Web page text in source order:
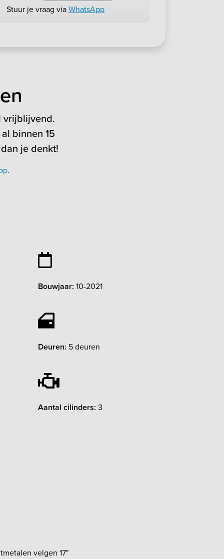
Stuur je vraag viaWhatsApp
vrijblijvend.
binnen 15
je denkt!
.
Bouwjaar: 10-2021
Deuren: 5 deuren
Aantal cilinders: 3
velgen 17"